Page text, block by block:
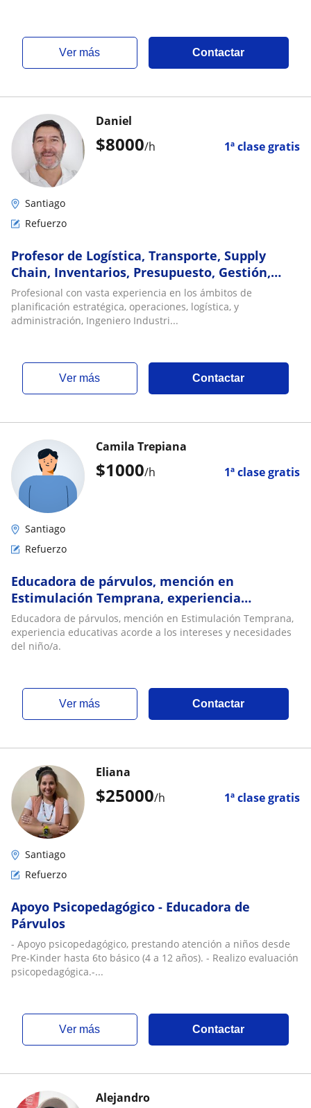
ver más Contactar
$8000/h 1ª clase gratis
Daniel
Santiago
Refuerzo
Profesor de Logística, Transporte, Supply
Chain, Inventarios, Presupuesto, Gestión,
Economía, Operaciones, Seguridad
Profesional con vasta experiencia en los ámbitos de
planificación estratégica, operaciones, logística, y
administración, Ingeniero Industri...
ver más Contactar
$1000/h 1ª clase gratis
Camila Trepiana
Santiago
Refuerzo
Educadora de párvulos, mención en
Estimulación Temprana, experiencia
educativas acorde a los intereses y
necesidades del niño/a
Educadora de párvulos, mención en Estimulación Temprana,
experiencia educativas acorde a los intereses y necesidades
del niño/a.
ver más Contactar
$25000/h 1ª clase gratis
Eliana
Santiago
Refuerzo
Apoyo Psicopedagógico - Educadora de
Párvulos
- Apoyo psicopedagógico, prestando atención a niños desde
Pre-Kinder hasta 6to básico (4 a 12 años). - Realizo evaluación
psicopedagógica.-...
ver más Contactar
Alejandro